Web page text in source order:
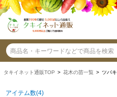
タキイネット通販TOP > 花木の苗一覧 > ツバ
アイテム数(4)